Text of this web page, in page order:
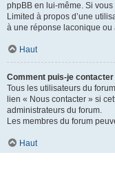
phpBB en lui-même. Si
Limited à propos d’une
à une réponse laconique
Haut
Comment puis-je
Tous les utilisateurs du
lien « Nous contacter » si
administrateurs du forum.
Les membres du forum
Haut